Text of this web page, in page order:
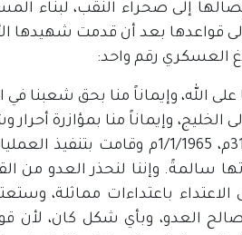
إلى صحراء النقب، لبناء
إلى قواعدها بعد أن قدمت شهيدها
العسكري رقم واحد:
على الله، وإيماناً منا بحق شعبنا
الخليج، وإيماناً منا بمؤازرة
31/12/1964م، 1/1/1965م
سالمةً. وإننا لنحذر العدو من
الاعتداء باعتداءات مماثلة،
العدو، وبأي شكل كان، لأن